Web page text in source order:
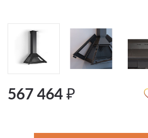
567 464 ₽